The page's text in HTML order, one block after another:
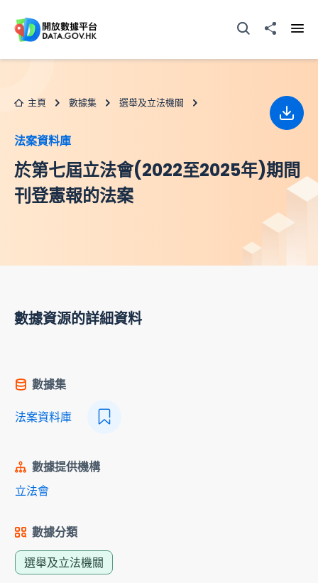
打開搜尋器分享至
主頁 數據集 選舉及立法機關
法案資料庫
於第七屆立法會(2022至2025年)期間
刊登憲報的法案
下載
數據資源的詳細資料
數據集
法案資料庫
數據提供機構
立法會
數據分類
選舉及立法機關